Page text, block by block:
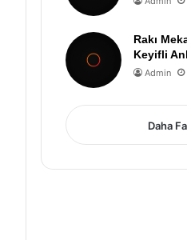
Rakı
Keyifli
Admin
Daha